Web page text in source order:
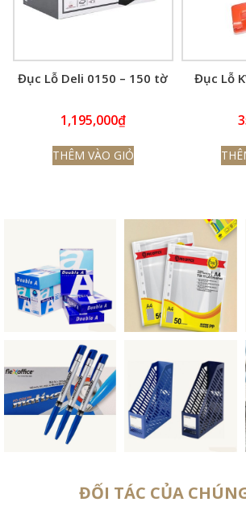
Đục Lỗ Deli 0150 – 150 tờ
1,195,000₫
THÊM VÀO GIỎ
Đục Lỗ
ĐỐI TÁC CỦA